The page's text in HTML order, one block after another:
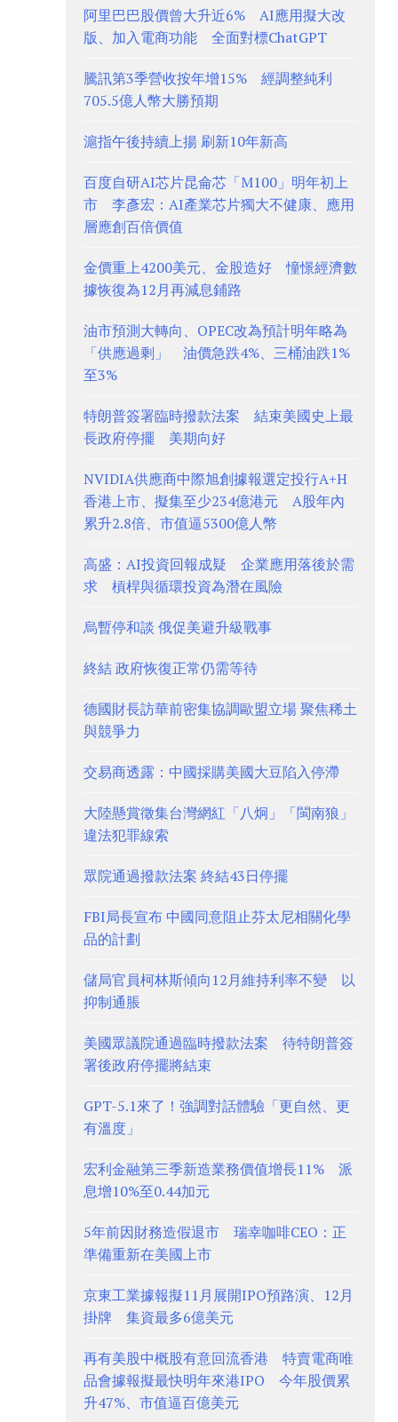
阿里巴巴股價曾大升近6% AI應用擬大改
版、加入電商功能 全面對標ChatGPT
騰訊第3季營收按年增15% 經調整純利
705.5億人幣大勝預期
滬指午後持續上揚 刷新10年新高
百度自研AI芯片昆侖芯「M100」明年初上
市 李彥宏：AI產業芯片獨大不健康、應用
層應創百倍價值
金價重上4200美元、金股造好 憧憬經濟數
據恢復為12月再減息鋪路
油市預測大轉向、OPEC改為預計明年略為
「供應過剩」 油價急跌4%、三桶油跌1%
至3%
特朗普簽署臨時撥款法案 結束美國史上最
長政府停擺 美期向好
NVIDIA供應商中際旭創據報選定投行A+H
香港上市、擬集至少234億港元 A股年內
累升2.8倍、市值逼5300億人幣
高盛：AI投資回報成疑 企業應用落後於需
求 槓桿與循環投資為潛在風險
烏暫停和談 俄促美避升級戰事
終結 政府恢復正常仍需等待
德國財長訪華前密集協調歐盟立場 聚焦稀土
與競爭力
交易商透露：中國採購美國大豆陷入停滯
大陸懸賞徵集台灣網紅「八炯」「閩南狼」
違法犯罪線索
眾院通過撥款法案 終結43日停擺
FBI局長宣布 中國同意阻止芬太尼相關化學
品的計劃
儲局官員柯林斯傾向12月維持利率不變 以
抑制通脹
美國眾議院通過臨時撥款法案 待特朗普簽
署後政府停擺將結束
GPT-5.1來了！強調對話體驗「更自然、更
有溫度」
宏利金融第三季新造業務價值增長11% 派
息增10%至0.44加元
5年前因財務造假退市 瑞幸咖啡CEO：正
準備重新在美國上市
京東工業據報擬11月展開IPO預路演、12月
掛牌 集資最多6億美元
再有美股中概股有意回流香港 特賣電商唯
品會據報擬最快明年來港IPO 今年股價累
升47%、市值逼百億美元